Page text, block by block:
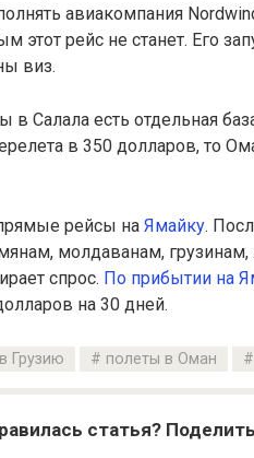
авиакомпания
этот рейс не станет. Его
виз.
в Салала есть отдельная
в 350 долларов, то
рейсы на Ямайку.
молдаванам,
спрос. По прибытии на
на 30 дней.
Грузию полеты в Оман
статья?